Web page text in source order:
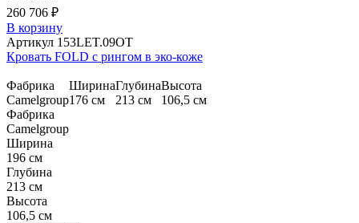
260 706 ₽
В корзину
Артикул 153LET.09OT
Кровать FOLD с рингом в эко-коже
Фабрика
Camelgroup
Ширина
176 см
Глубина
213 см
Высота
106,5 см
Фабрика
Camelgroup
Ширина
196 см
Глубина
213 см
Высота
106,5 см